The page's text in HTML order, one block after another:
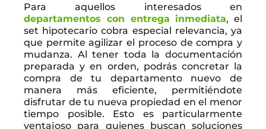
Para aquellos interesados en
departamentos con entrega inmediata, el
set hipotecario cobra especial relevancia, ya
que permite agilizar el proceso de compra y
mudanza. Al tener toda la documentación
preparada y en orden, podrás concretar la
compra de tu departamento nuevo de
manera más eficiente, permitiéndote
disfrutar de tu nueva propiedad en el menor
tiempo posible. Esto es particularmente
ventajoso para quienes buscan soluciones